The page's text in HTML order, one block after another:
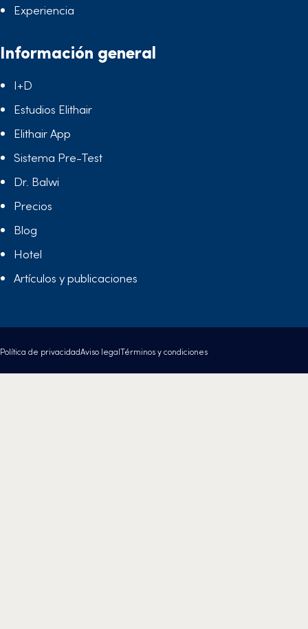
Experiencia
Información general
I+D
Estudios Elithair
Elithair App
Sistema Pre-Test
Dr. Balwi
Precios
Blog
Hotel
Artículos y publicaciones
Política de privacidadAviso legalTérminos y condiciones